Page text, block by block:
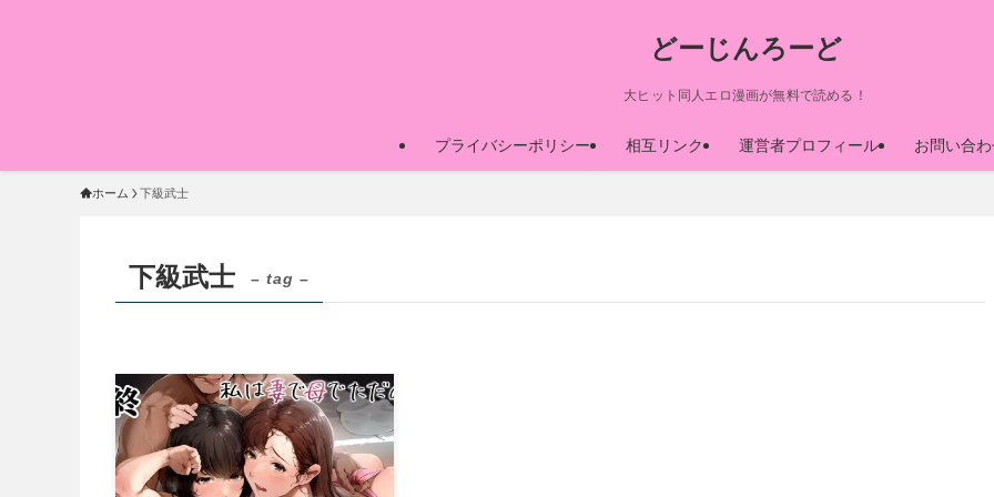
どーじんろーど
大ヒット同人エロ漫画が無料で読める！
プライバシーポリシー 相互リンク 運営者プロフィール お問い合
ホーム 下級武士
下級武士 – tag –